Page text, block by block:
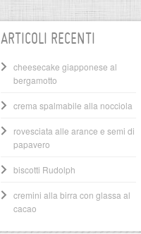
ARTICOLI RECENTI
cheesecake giapponese al
bergamotto
crema spalmabile alla nocciola
rovesciata alle arance e semi di
papavero
biscotti Rudolph
cremini alla birra con glassa al
cacao